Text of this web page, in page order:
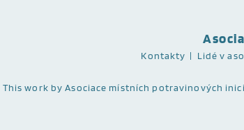
Kontakty Lidé v
This work by Asociace místních potravinových